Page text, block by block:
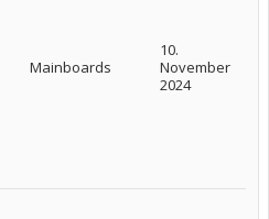
Mainboards
10.
November
2024